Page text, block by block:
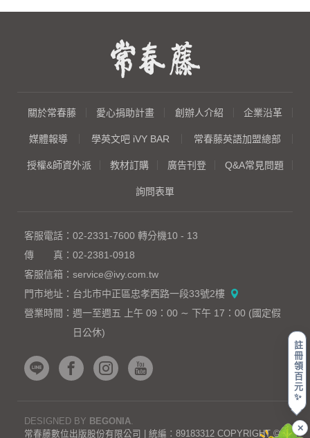
註
冊
領
百
元
✨
✕
關於常春藤 愛心捐助計畫 創辦人介紹 企業沿革
媒體報導 學英文吧 iVY BAR 常春藤英語加盟總部
授權&師資外派 教材訂購 廣告刊登 Q&A常見問題
詢問表單
客服電話： 02-2331-7600 轉分機10 - 13
傳 真： 02-2381-0918
客服信箱： service@ivy.com.tw
門市地址： 台北市中正區忠孝西路一段33號2樓
營業時間： 週一至週五 上午 09：00 ∼ 下午 17：00 (國定假
日公休)
DESIGNED BY BEGONIA.
常春藤數位出版股份有限公司 | 統編：89183312 COPYRIGHT ©